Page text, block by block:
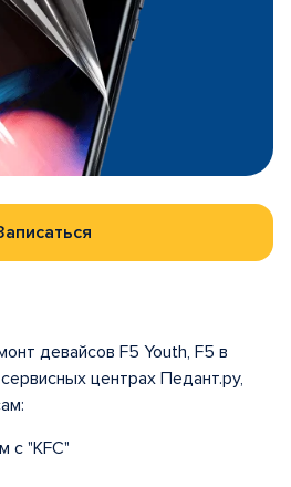
девайсов F5 Youth, F5 в
центрах Педант.ру,
с "KFC"